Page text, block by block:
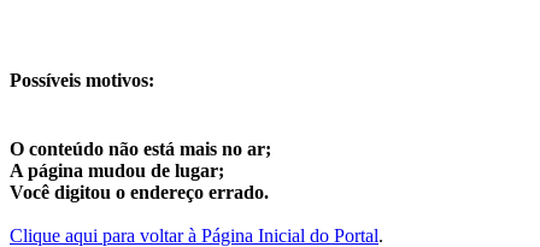
Possíveis motivos:
O conteúdo não está mais no ar;
A página mudou de lugar;
Você digitou o endereço errado.
Clique aqui para voltar à Página Inicial do Portal.